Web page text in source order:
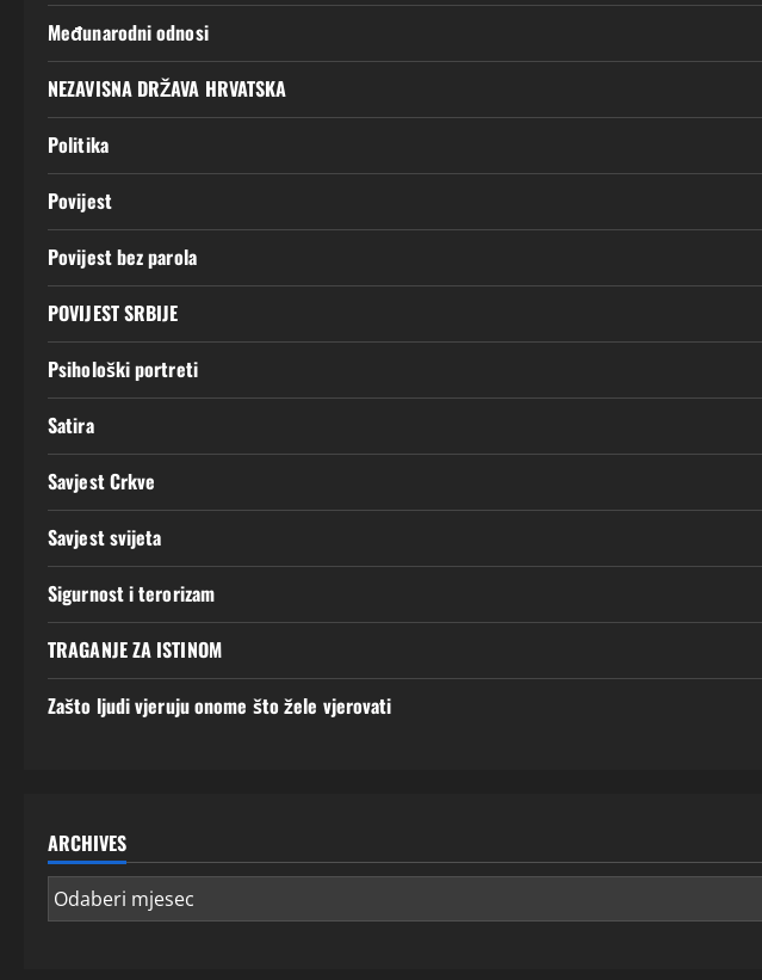
Međunarodni odnosi
NEZAVISNA DRŽAVA HRVATSKA
Politika
Povijest
Povijest bez parola
POVIJEST SRBIJE
Psihološki portreti
Satira
Savjest Crkve
Savjest svijeta
Sigurnost i terorizam
TRAGANJE ZA ISTINOM
Zašto ljudi vjeruju onome što žele vjerovati
ARCHIVES